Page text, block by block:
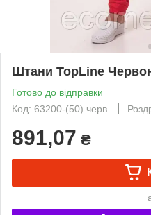
Штани TopLine
Готово до відправки
Код: 63200-(50) черв.
891,07 ₴